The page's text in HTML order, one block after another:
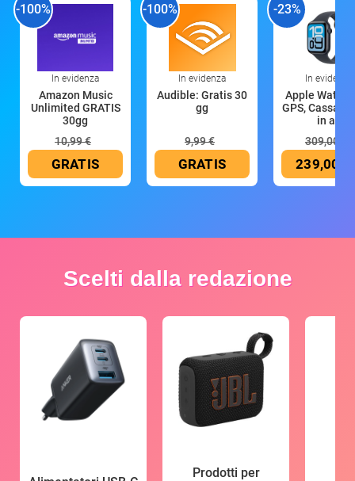
-100%
In evidenza
Amazon Music
Unlimited GRATIS
30gg
10,99 €
GRATIS
-100%
In evidenza
Audible: Gratis 30
gg
9,99 €
GRATIS
-23%
In evidenza
Apple Watch
GPS, Cassa
in all
309,00 €
239,00 €
Scelti dalla redazione
Prodotti per